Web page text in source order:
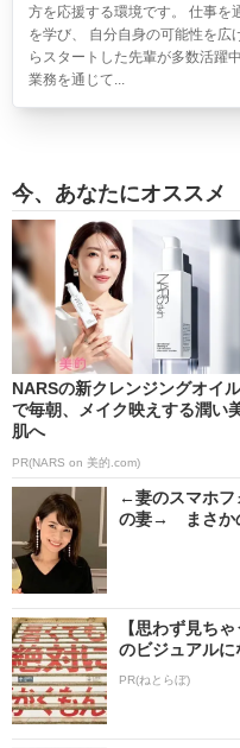
方を応援する環境です。 仕事を
を学び、 自分自身の可能性を広
らスタートした先輩が多数活躍
業務を通じて...
今、あなたにオススメ
NARSの新クレンジングオイル
で毎朝、メイク映えする潤い
肌へ
PR(NARS on 美的.com)
←妻のスマホ
の妻→ まさか
【思わず見ち
のビジュアルに
PR(ねとらぼ)